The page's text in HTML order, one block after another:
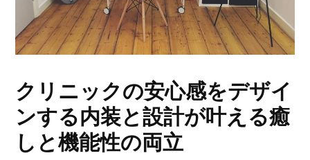
クリニックの安心感をデザイ
ンする内装と設計が叶える癒
しと機能性の両立